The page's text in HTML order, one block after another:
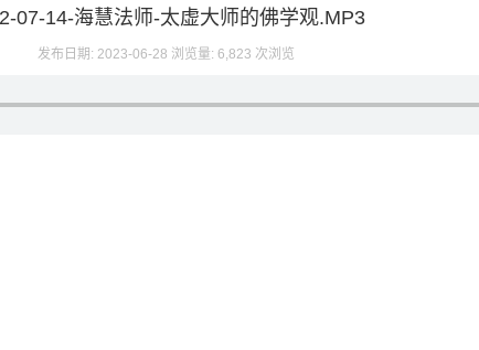
07-14-海慧法师-太虚大师的佛学观.MP3
发布日期: 2023-06-28 浏览量: 6,823 次浏览